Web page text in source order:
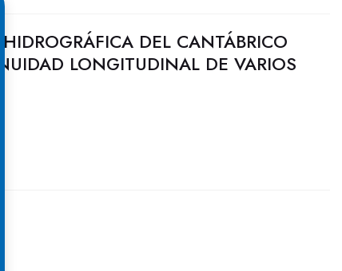
DEL CANTÁBRICO
LONGITUDINAL DE VARIOS